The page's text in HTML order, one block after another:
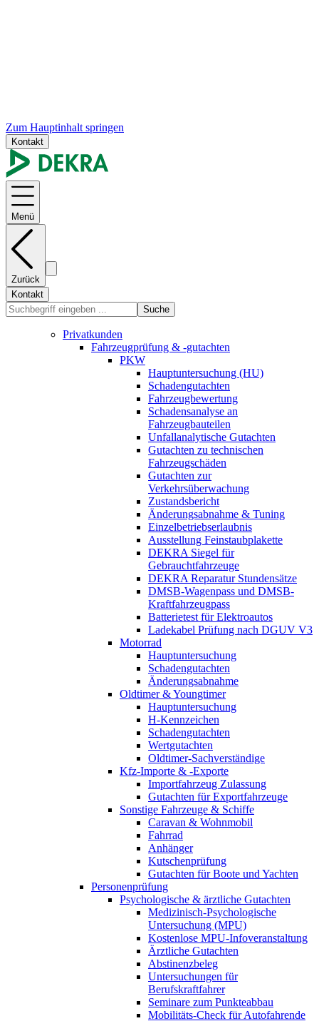
Zum Hauptinhalt springen
Kontakt
Menü
Zurück
Kontakt
Suche
Privatkunden
Fahrzeugprüfung & -gutachten
PKW
Hauptuntersuchung (HU)
Schadengutachten
Fahrzeugbewertung
Schadensanalyse an
Fahrzeugbauteilen
Unfallanalytische Gutachten
Gutachten zu technischen
Fahrzeugschäden
Gutachten zur
Verkehrsüberwachung
Zustandsbericht
Änderungsabnahme & Tuning
Einzelbetriebserlaubnis
Ausstellung Feinstaubplakette
DEKRA Siegel für
Gebrauchtfahrzeuge
DEKRA Reparatur Stundensätze
DMSB-Wagenpass und DMSB-
Kraftfahrzeugpass
Batterietest für Elektroautos
Ladekabel Prüfung nach DGUV V3
Motorrad
Hauptuntersuchung
Schadengutachten
Änderungsabnahme
Oldtimer & Youngtimer
Hauptuntersuchung
H-Kennzeichen
Schadengutachten
Wertgutachten
Oldtimer-Sachverständige
Kfz-Importe & -Exporte
Importfahrzeug Zulassung
Gutachten für Exportfahrzeuge
Sonstige Fahrzeuge & Schiffe
Caravan & Wohnmobil
Fahrrad
Anhänger
Kutschenprüfung
Gutachten für Boote und Yachten
Personenprüfung
Psychologische & ärztliche Gutachten
Medizinisch-Psychologische
Untersuchung (MPU)
Kostenlose MPU-Infoveranstaltung
Ärztliche Gutachten
Abstinenzbeleg
Untersuchungen für
Berufskraftfahrer
Seminare zum Punkteabbau
Mobilitäts-Check für Autofahrende